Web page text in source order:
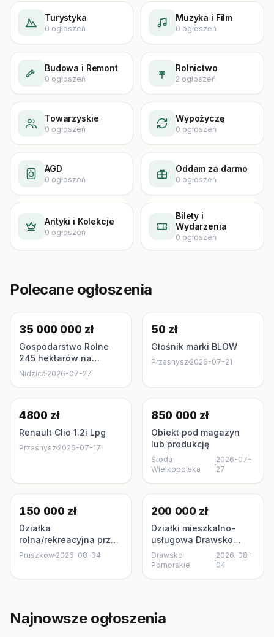
Turystyka
0 ogłoszeń
Muzyka i Film
0 ogłoszeń
Budowa i Remont
0 ogłoszeń
Rolnictwo
2 ogłoszeń
Towarzyskie
0 ogłoszeń
Wypożyczę
0 ogłoszeń
AGD
0 ogłoszeń
Oddam za darmo
0 ogłoszeń
Antyki i Kolekcje
0 ogłoszeń
Bilety i
Wydarzenia
0 ogłoszeń
Polecane ogłoszenia
35 000 000 zł
Gospodarstwo Rolne
245 hektarów na
mazurach nad jeziorem
Nidzica 2026-07-27
50 zł
Głośnik marki BLOW
Przasnysz 2026-07-21
4800 zł
Renault Clio 1.2i Lpg
Przasnysz 2026-07-17
850 000 zł
Obiekt pod magazyn
lub produkcję
Środa
Wielkopolska
2026-07-
27
150 000 zł
Działka
rolna/rekreacyjna przy
autostradzie Pruszków
Pruszków 2026-08-04
200 000 zł
Działki mieszkalno-
usługowa Drawsko
Pomorskie
Drawsko
Pomorskie
2026-08-
04
Najnowsze ogłoszenia